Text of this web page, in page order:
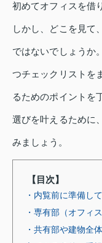
初めてオフィスを借
しかし、どこを見て
ではないでしょうか
つチェックリストを
るためのポイントを
選びを叶えるために
みましょう。
【目次】
・内覧前に準備し
・専有部（オフィ
・共有部や建物全